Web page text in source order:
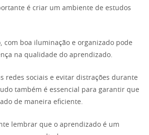
é criar um ambiente de estudos
com boa iluminação e organizado pode
na qualidade do aprendizado.
redes sociais e evitar distrações durante
também é essencial para garantir que
de maneira eficiente.
lembrar que o aprendizado é um